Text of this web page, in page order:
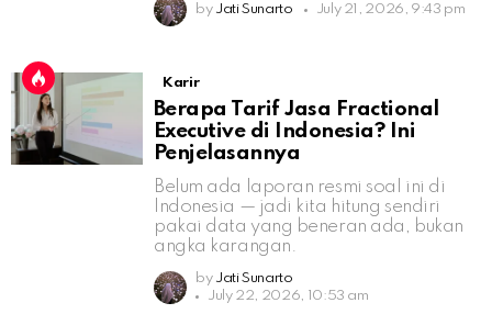
by Jati Sunarto July 21, 2026, 9:43 pm
Karir
Berapa Tarif Jasa Fractional
Executive di Indonesia? Ini
Penjelasannya
Belum ada laporan resmi soal ini di
Indonesia — jadi kita hitung sendiri
pakai data yang beneran ada, bukan
angka karangan.
by Jati Sunarto
July 22, 2026, 10:53 am